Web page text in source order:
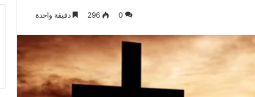
0
296 دقيقة واحدة